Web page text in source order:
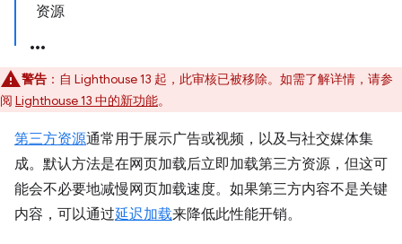
资源
警告 ：自 Lighthouse 13 起，此审核已被移除。如需了解详情，请参
阅 Lighthouse 13 中的新功能。
第三方资源通常用于展示广告或视频，以及与社交媒体集
成。默认方法是在网页加载后立即加载第三方资源，但这可
能会不必要地减慢网页加载速度。如果第三方内容不是关键
内容，可以通过延迟加载来降低此性能开销。